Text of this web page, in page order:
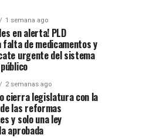
1 semana ago
en alerta! PLD
falta de medicamentos y
urgente del sistema
2 semanas ago
cierra legislatura con la
las reformas
y solo una ley
aprobada